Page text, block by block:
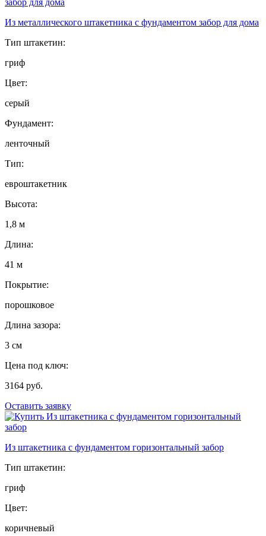
Из металлического штакетника с фундаментом забор для дома
Тип штакетин:
гриф
Цвет:
серый
Фундамент:
ленточный
Тип:
евроштакетник
Высота:
1,8 м
Длина:
41 м
Покрытие:
порошковое
Длина зазора:
3 см
Цена под ключ:
3164 руб.
Оставить заявку
Из штакетника с фундаментом горизонтальный забор
Тип штакетин:
гриф
Цвет:
коричневый